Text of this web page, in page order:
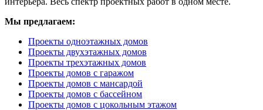
Мы предлагаем:
Проекты одноэтажных домов
Проекты двухэтажных домов
Проекты трехэтажных домов
Проекты домов с гаражом
Проекты домов с мансардой
Проекты домов с бассейном
Проекты домов с цокольным этажом